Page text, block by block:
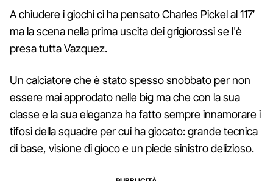
A chiudere i giochi ci ha pensato Charles Pickel al 117′
ma la scena nella prima uscita dei grigiorossi se l'è
presa tutta Vazquez.
Un calciatore che è stato spesso snobbato per non
essere mai approdato nelle big ma che con la sua
classe e la sua eleganza ha fatto sempre innamorare i
tifosi della squadre per cui ha giocato: grande tecnica
di base, visione di gioco e un piede sinistro delizioso.